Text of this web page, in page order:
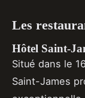
Les
Hôtel Saint-
Situé dans le
Saint-James